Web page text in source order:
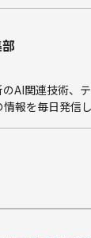
AI関連技術、
報を毎日発信し